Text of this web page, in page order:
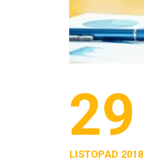
29
LISTOPAD 2018